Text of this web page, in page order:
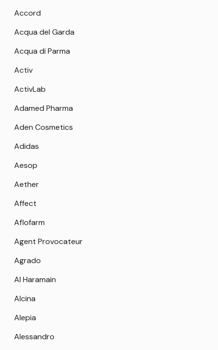
Accord
Acqua del Garda
Acqua di Parma
Activ
ActivLab
Adamed Pharma
Aden Cosmetics
Adidas
Aesop
Aether
Affect
Aflofarm
Agent Provocateur
Agrado
Al Haramain
Alcina
Alepia
Alessandro